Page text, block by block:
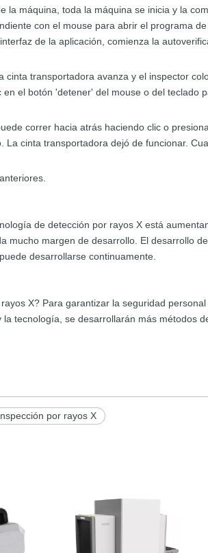
máquina, toda la máquina se inicia y la
con el mouse para abrir el programa
de la aplicación, comienza la
transportadora avanza y el inspector
el botón 'detener' del mouse o del teclado
correr hacia atrás haciendo clic o
cinta transportadora dejó de funcionar.
de detección por rayos X está
mucho margen de desarrollo. El desarrollo
desarrollarse continuamente.
X? Para garantizar la seguridad
tecnología, se desarrollarán más métodos
por rayos X